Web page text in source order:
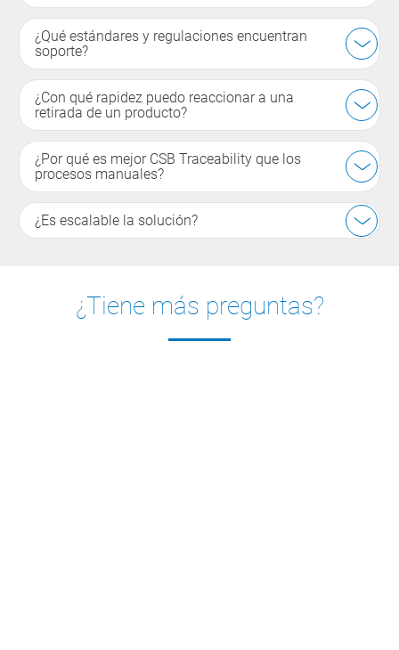
¿Qué estándares y regulaciones encuentran
soporte?
¿Con qué rapidez puedo reaccionar a una
retirada de un producto?
¿Por qué es mejor CSB Traceability que los
procesos manuales?
¿Es escalable la solución?
¿Tiene más preguntas?